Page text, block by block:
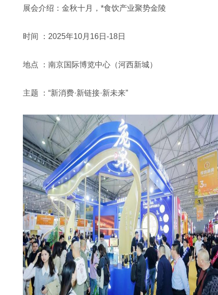
展会介绍：金秋十月，*食饮产业聚势金陵
时间 ：2025年10月16日-18日
地点 ：南京国际博览中心（河西新城）
主题 ：“新消费·新链接·新未来”